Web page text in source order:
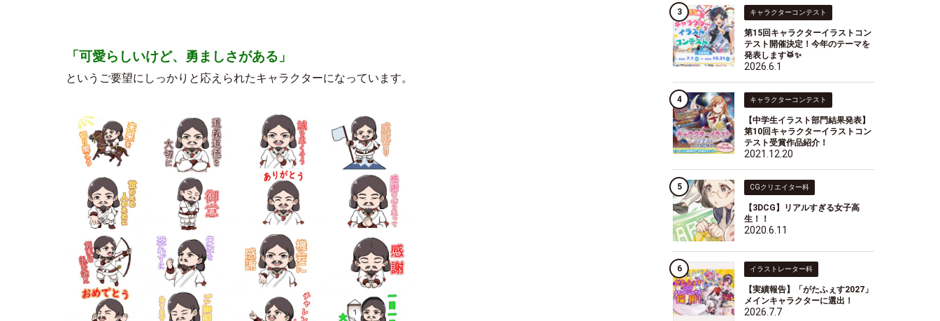
「可愛らしいけど、勇ましさがある」
というご要望にしっかりと応えられたキャラクターになっています。
キャラクターコンテスト
第15回キャラクターイラストコン
テスト開催決定！今年のテーマを
発表します🥁✨
2026.6.1
キャラクターコンテスト
【中学生イラスト部門結果発表】
第10回キャラクターイラストコン
テスト受賞作品紹介！
2021.12.20
CGクリエイター科
【3DCG】リアルすぎる女子高
生！！
2020.6.11
イラストレーター科
【実績報告】「がたふぇす2027」
メインキャラクターに選出！
2026.7.7